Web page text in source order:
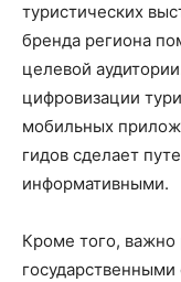
туристических
бренда региона
целевой
цифровизации
мобильных
гидов сделает
информативными.
Кроме того, важно